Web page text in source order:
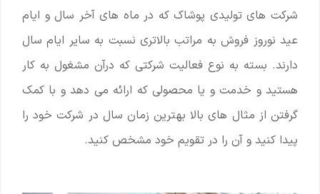
شرکت های تولیدی پوشاک که در ماه های آخر سال و ایام
عید نوروز فروش به مراتب بالاتری نسبت به سایر ایام سال
دارند. بسته به نوع فعالیت شرکتی که درآن مشغول به کار
هستید و خدمت و یا محصولی که ارائه می دهد و با کمک
گرفتن از مثال های بالا بهترین زمان سال در شرکت خود را
پیدا کنید و آن را در تقویم خود مشخص کنید.